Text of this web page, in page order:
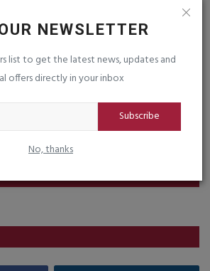
NEWSLETTER
list to get the latest news, updates and
offers directly in your inbox
Subscribe
No, thanks